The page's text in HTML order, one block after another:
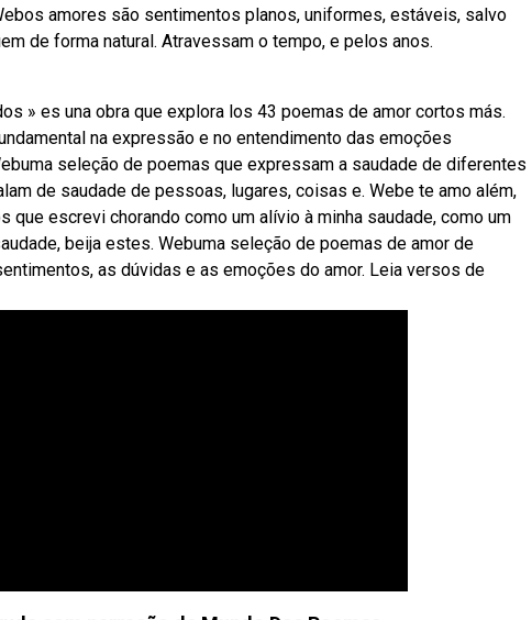
amores são sentimentos planos, uniformes, estáveis, salvo
de forma natural. Atravessam o tempo, e pelos anos.
» es una obra que explora los 43 poemas de amor cortos más.
na expressão e no entendimento das emoções
seleção de poemas que expressam a saudade de diferentes
de saudade de pessoas, lugares, coisas e. Webe te amo além,
escrevi chorando como um alívio à minha saudade, como um
beija estes. Webuma seleção de poemas de amor de
as dúvidas e as emoções do amor. Leia versos de